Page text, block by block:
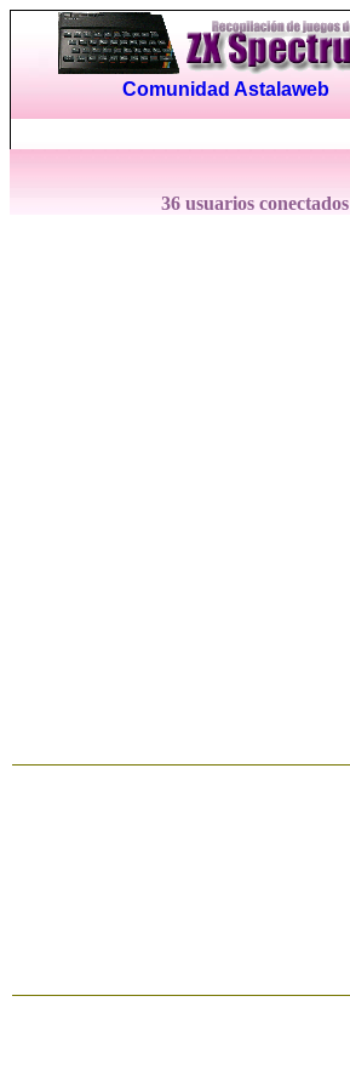
Comunidad Astalaweb
36 usuarios conectados